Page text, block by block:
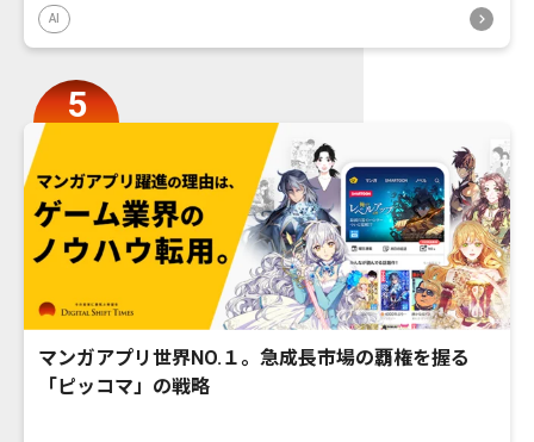
AI
マンガアプリ世界NO.１。急成長市場の覇権を握る
「ピッコマ」の戦略